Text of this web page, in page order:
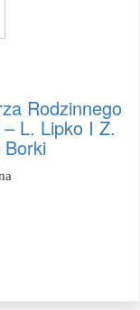
Rodzinnego
L. Lipko I Z.